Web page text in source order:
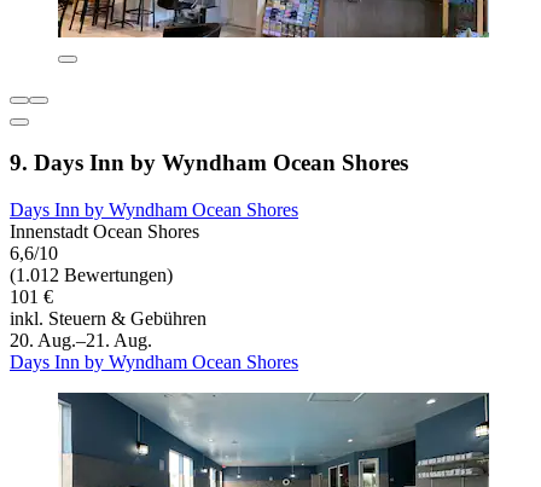
9. Days Inn by Wyndham Ocean Shores
Days Inn by Wyndham Ocean Shores
Innenstadt Ocean Shores
6,6/10
(1.012 Bewertungen)
101 €
inkl. Steuern & Gebühren
20. Aug.–21. Aug.
Days Inn by Wyndham Ocean Shores